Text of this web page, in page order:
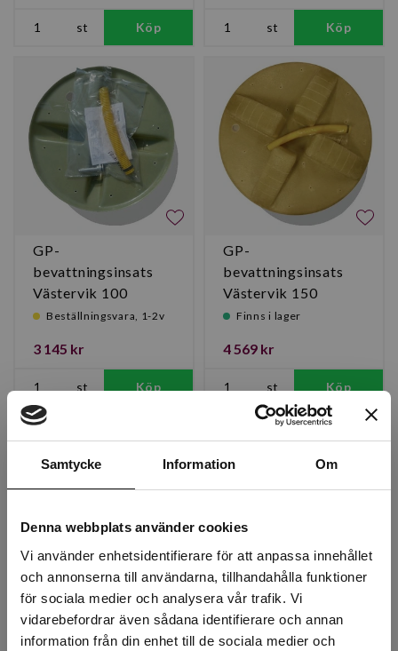
Samtycke Information Om
Denna webbplats använder cookies
Vi använder enhetsidentifierare för att anpassa innehållet
och annonserna till användarna, tillhandahålla funktioner
för sociala medier och analysera vår trafik. Vi
vidarebefordrar även sådana identifierare och annan
information från din enhet till de sociala medier och
st Köp st Köp
GP-
bevattningsinsats
Västervik 100
Beställningsvara, 1-2v
3 145 kr
st Köp
GP-
bevattningsinsats
Västervik 150
Finns i lager
4 569 kr
st Köp
OAS 110 granit 200L